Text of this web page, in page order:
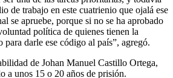
de trabajo en este cuatrienio que ojalá ese
se apruebe, porque si no se ha aprobado
política de quienes tienen la
para darle ese código al país”, agregó.
de Johan Manuel Castillo Ortega,
a unos 15 o 20 años de prisión.